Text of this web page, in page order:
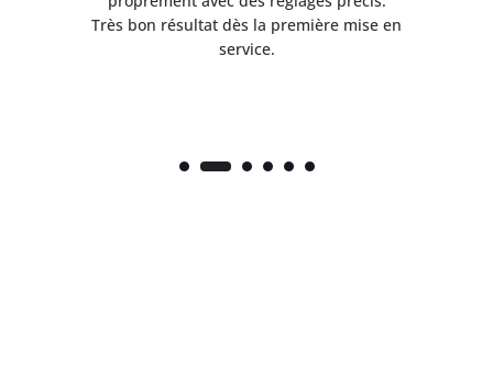
Très bon résultat dès la première mise en
service.